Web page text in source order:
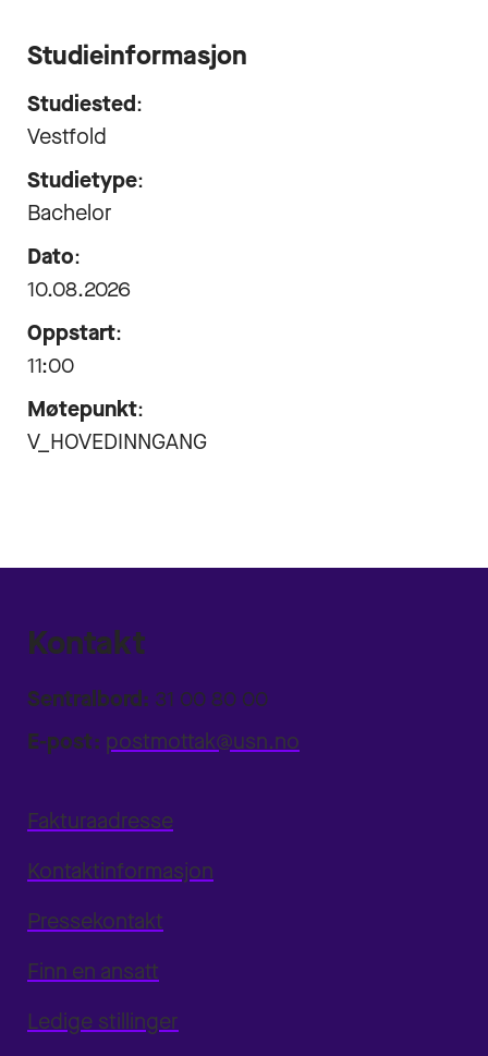
Studieinformasjon
Studiested:
Vestfold
Studietype:
Bachelor
Dato:
10.08.2026
Oppstart:
11:00
Møtepunkt:
V_HOVEDINNGANG
Kontakt
Sentralbord: 31 00 80 00
E-post: postmottak@usn.no
Fakturaadresse
Kontaktinformasjon
Pressekontakt
Finn en ansatt
Ledige stillinger